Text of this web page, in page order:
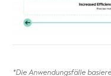
*Die Anwendungsfälle